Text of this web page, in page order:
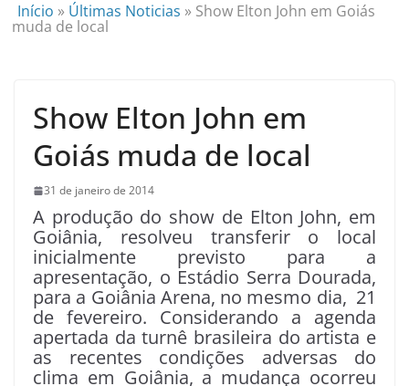
Início » Últimas Noticias » Show Elton John em Goiás
muda de local
Show Elton John em
Goiás muda de local
31 de janeiro de 2014
A produção do show de Elton John, em
Goiânia, resolveu transferir o local
inicialmente previsto para a
apresentação, o Estádio Serra Dourada,
para a Goiânia Arena, no mesmo dia, 21
de fevereiro. Considerando a agenda
apertada da turnê brasileira do artista e
as recentes condições adversas do
clima em Goiânia, a mudança ocorreu